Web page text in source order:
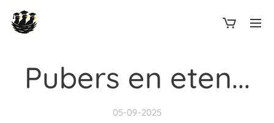
Pubers en eten...
05-09-2025